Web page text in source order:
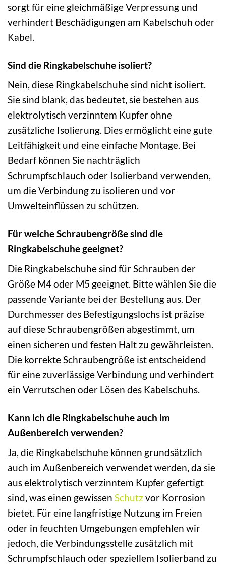
sorgt für eine gleichmäßige Verpressung und
verhindert Beschädigungen am Kabelschuh oder
Kabel.
Sind die Ringkabelschuhe isoliert?
Nein, diese Ringkabelschuhe sind nicht isoliert.
Sie sind blank, das bedeutet, sie bestehen aus
elektrolytisch verzinntem Kupfer ohne
zusätzliche Isolierung. Dies ermöglicht eine gute
Leitfähigkeit und eine einfache Montage. Bei
Bedarf können Sie nachträglich
Schrumpfschlauch oder Isolierband verwenden,
um die Verbindung zu isolieren und vor
Umwelteinflüssen zu schützen.
Für welche Schraubengröße sind die
Ringkabelschuhe geeignet?
Die Ringkabelschuhe sind für Schrauben der
Größe M4 oder M5 geeignet. Bitte wählen Sie die
passende Variante bei der Bestellung aus. Der
Durchmesser des Befestigungslochs ist präzise
auf diese Schraubengrößen abgestimmt, um
einen sicheren und festen Halt zu gewährleisten.
Die korrekte Schraubengröße ist entscheidend
für eine zuverlässige Verbindung und verhindert
ein Verrutschen oder Lösen des Kabelschuhs.
Kann ich die Ringkabelschuhe auch im
Außenbereich verwenden?
Ja, die Ringkabelschuhe können grundsätzlich
auch im Außenbereich verwendet werden, da sie
aus elektrolytisch verzinntem Kupfer gefertigt
sind, was einen gewissen Schutzvor Korrosion
bietet. Für eine langfristige Nutzung im Freien
oder in feuchten Umgebungen empfehlen wir
jedoch, die Verbindungsstelle zusätzlich mit
Schrumpfschlauch oder speziellem Isolierband zu